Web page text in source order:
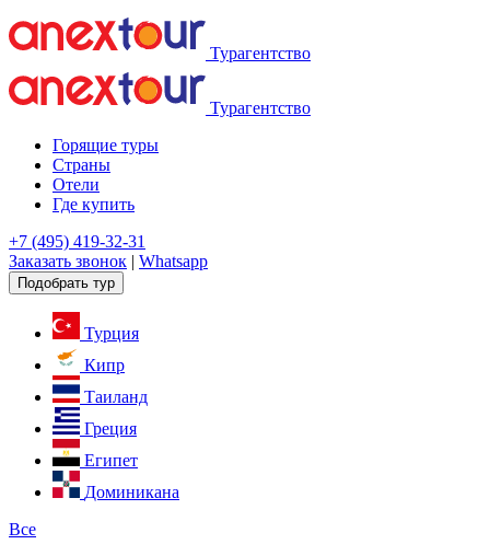
Турагентство
Турагентство
Горящие туры
Страны
Отели
Где купить
+7 (495) 419-32-31
Заказать звонок | Whatsapp
Подобрать тур
Турция
Кипр
Таиланд
Греция
Египет
Доминикана
Все